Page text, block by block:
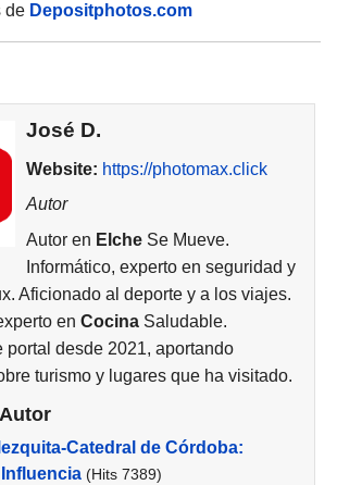
de Depositphotos.com
José D.
Website: https://photomax.click
Autor
Autor en ElcheSe Mueve.
Informático, experto en seguridad y
Aficionado al deporte y a los viajes.
en Cocina Saludable.
portal desde 2021, aportando
turismo y lugares que ha visitado.
Catedral de Córdoba:
(Hits 7389)